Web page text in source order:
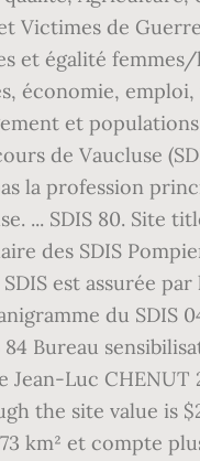
Victimes de
et égalité
économie,
et
de Vaucluse
la profession
... SDIS 80. Site
des SDIS
est assurée
du
84 Bureau
Luc CHENUT
the site value
km² et compte